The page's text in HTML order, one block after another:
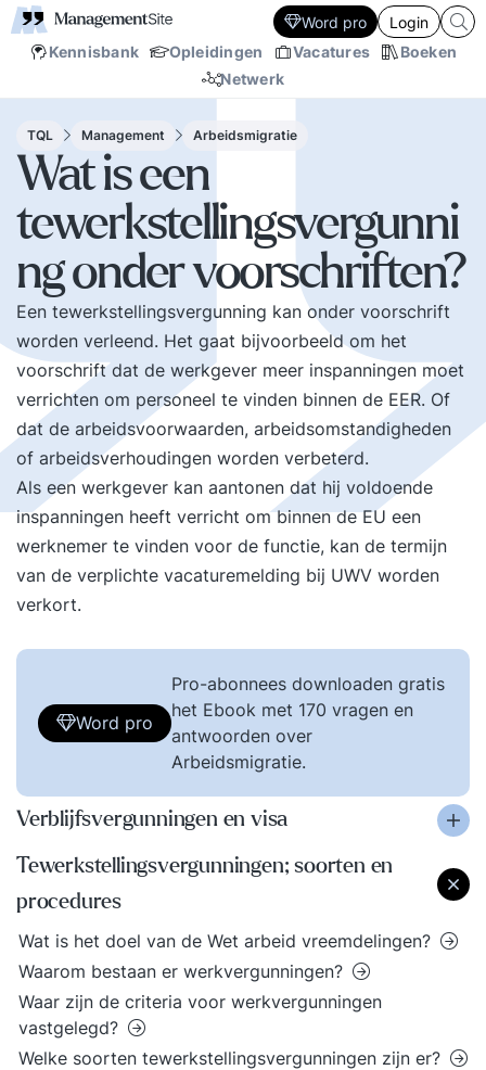
Kennisbank Opleidingen Vacatures
Boeken
Netwerk
Word pro Login
TQL Management Arbeidsmigratie
Wat is een
tewerkstellingsvergunni
ng onder voorschriften?
Een tewerkstellingsvergunning kan onder voorschrift
worden verleend. Het gaat bijvoorbeeld om het
voorschrift dat de werkgever meer inspanningen moet
verrichten om personeel te vinden binnen de EER. Of
dat de arbeidsvoorwaarden, arbeidsomstandigheden
of arbeidsverhoudingen worden verbeterd.
Als een werkgever kan aantonen dat hij voldoende
inspanningen heeft verricht om binnen de EU een
werknemer te vinden voor de functie, kan de termijn
van de verplichte vacaturemelding bij UWV worden
verkort.
Word pro
Pro-abonnees downloaden gratis
het Ebook met 170 vragen en
antwoorden over
Arbeidsmigratie.
Verblijfsvergunningen en visa
Tewerkstellingsvergunningen; soorten en
procedures
Wat is het doel van de Wet arbeid vreemdelingen?
Waarom bestaan er werkvergunningen?
Waar zijn de criteria voor werkvergunningen
vastgelegd?
Welke soorten tewerkstellingsvergunningen zijn er?